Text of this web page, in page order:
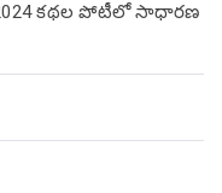
కథల పోటీలో సాధారణ